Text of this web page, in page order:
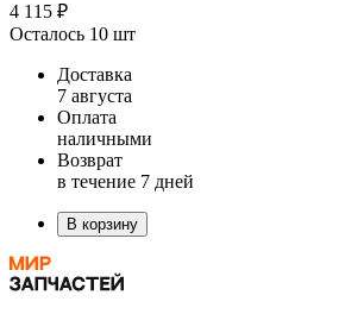
4 115 ₽
Осталось 10 шт
Доставка
7 августа
Оплата
наличными
Возврат
в течение 7 дней
В корзину